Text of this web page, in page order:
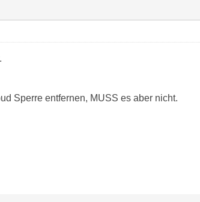
Sperre entfernen, MUSS es aber nicht.